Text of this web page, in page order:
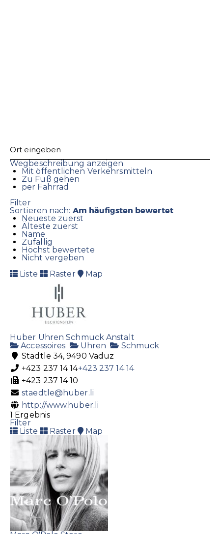
Wegbeschreibung anzeigen
Mit öffentlichen Verkehrsmitteln
Zu Fuß gehen
per Fahrrad
Filter
Sortieren nach: Am häufigsten bewertet
Neueste zuerst
Älteste zuerst
Name
Zufällig
Höchst bewertete
Nicht vergeben
Liste
Raster Map
Huber Uhren Schmuck Anstalt
Accessoires
Uhren
Schmuck
Städtle 34, 9490 Vaduz
+423 237 14 14+423 237 14 14
+423 237 14 10
staedtle@huber.li
http://www.huber.li
1 Ergebnis
Filter
Liste
Raster Map